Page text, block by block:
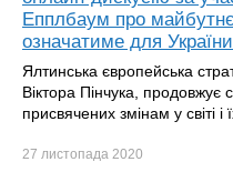
Епплбаум про
означатиме для
Ялтинська європейська
Віктора Пінчука, продовжує
присвячених змінам у світі і
27 листопада 2020